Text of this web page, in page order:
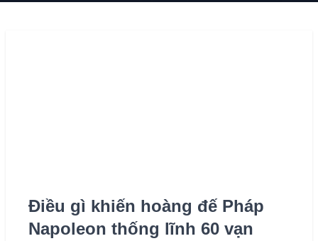
Điều gì khiến hoàng đế Pháp
Napoleon thống lĩnh 60 vạn